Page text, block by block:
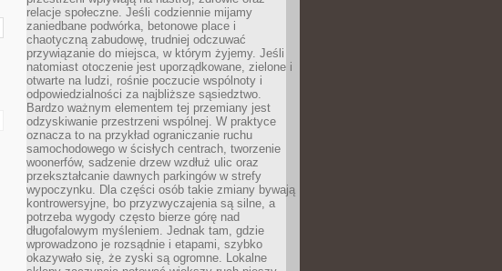
relacje społeczne. Jeśli codziennie mijamy
zaniedbane podwórka, betonowe place i
chaotyczną zabudowę, trudniej odczuwać
przywiązanie do miejsca, w którym żyjemy. Jeśli
natomiast otoczenie jest uporządkowane, zielone i
otwarte na ludzi, rośnie poczucie wspólnoty i
odpowiedzialności za najbliższe sąsiedztwo.
Bardzo ważnym elementem tej przemiany jest
odzyskiwanie przestrzeni wspólnej. W praktyce
oznacza to na przykład ograniczanie ruchu
samochodowego w ścisłych centrach, tworzenie
woonerfów, sadzenie drzew wzdłuż ulic oraz
przekształcanie dawnych parkingów w strefy
wypoczynku. Dla części osób takie zmiany bywają
kontrowersyjne, bo przyzwyczajenia są silne, a
potrzeba wygody często bierze górę nad
długofalowym myśleniem. Jednak tam, gdzie
wprowadzono je rozsądnie i etapami, szybko
okazywało się, że zyski są ogromne. Lokalne